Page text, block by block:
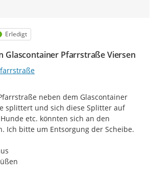
Status
Erledigt
Glascontainer Pfarrstraße Viersen
neben dem Glascontainer
splittert und sich diese Splitter auf
etc. könnten sich an den
Ich bitte um Entsorgung der Scheibe.